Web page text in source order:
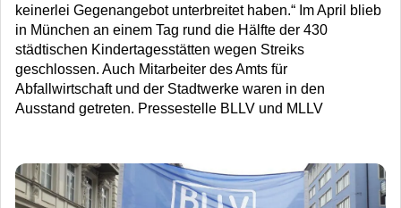
keinerlei Gegenangebot unterbreitet haben.“ Im April blieb
in München an einem Tag rund die Hälfte der 430
städtischen Kindertagesstätten wegen Streiks
geschlossen. Auch Mitarbeiter des Amts für
Abfallwirtschaft und der Stadtwerke waren in den
Ausstand getreten. Pressestelle BLLV und MLLV